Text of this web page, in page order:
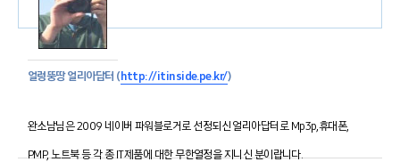
얼렁뚱땅 얼리아답터 (http://itinside.pe.kr/)
완소남님은 2009 네이버 파워블로거로 선정되신 얼리아답터로 Mp3p,휴대폰,
PMP, 노트북 등 각 종 IT제품에 대한 무한열정을 지니신 분이랍니다.